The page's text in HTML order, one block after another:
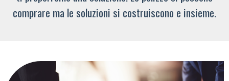
comprare ma le soluzioni si costruiscono e insieme.